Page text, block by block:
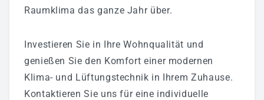
Raumklima das ganze Jahr über.
Investieren Sie in Ihre Wohnqualität und
genießen Sie den Komfort einer modernen
Klima- und Lüftungstechnik in Ihrem Zuhause.
Kontaktieren Sie uns für eine individuelle